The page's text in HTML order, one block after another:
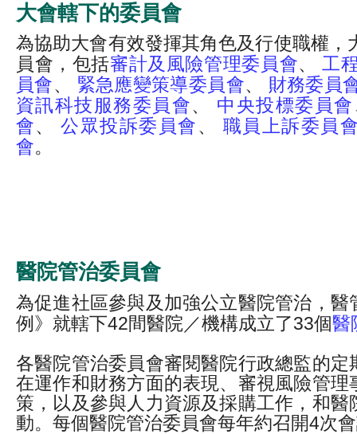
大會轄下的委員會
為協助大會有效發揮其角色及行使職權，
員會，包括審計及風險管理委員會、工
員會、 緊急應變策導委員會、 財務委員
資訊科技服務委員會、 中央投標委員會
會、公眾投訴委員會、 職員上訴委員
會。
醫院管治委員會
為促進社區參與及加強公立醫院管治，醫
例》就轄下42間醫院／機構成立了33個醫
各醫院管治委員會審閱醫院行政總監的定
在運作和財務方面的表現、審視風險管理
策，以及參與人力資源及採購工作，和醫
動。每個醫院管治委員會每年約召開4次